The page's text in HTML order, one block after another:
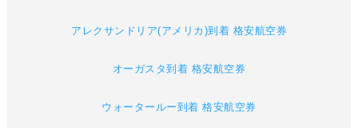
アレクサンドリア(アメリカ)到着 格安航空券
オーガスタ到着 格安航空券
ウォータールー到着 格安航空券